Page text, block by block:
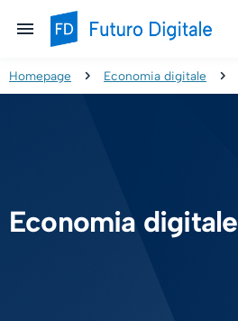
Homepage Economia digitale
Economia digitale